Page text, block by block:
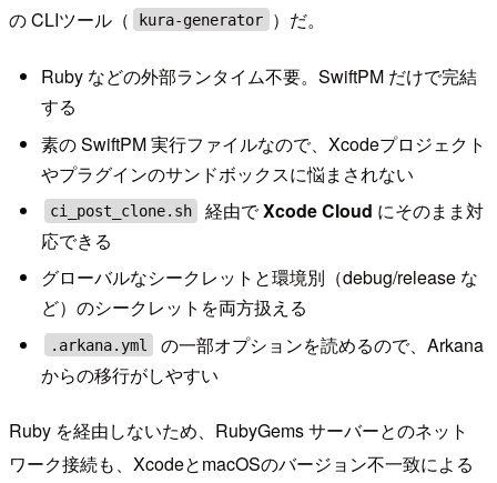
の CLIツール（
kura-generator ）だ。
Ruby などの外部ランタイム不要。SwiftPM だけで完結
する
素の SwiftPM 実行ファイルなので、Xcodeプロジェクト
やプラグインのサンドボックスに悩まされない
ci_post_clone.sh 経由でXcode Cloud にそのまま対
応できる
グローバルなシークレットと環境別（debug/release な
ど）のシークレットを両方扱える
.arkana.yml
の一部オプションを読めるので、Arkana
からの移行がしやすい
Ruby を経由しないため、RubyGems サーバーとのネット
ワーク接続も、XcodeとmacOSのバージョン不一致による